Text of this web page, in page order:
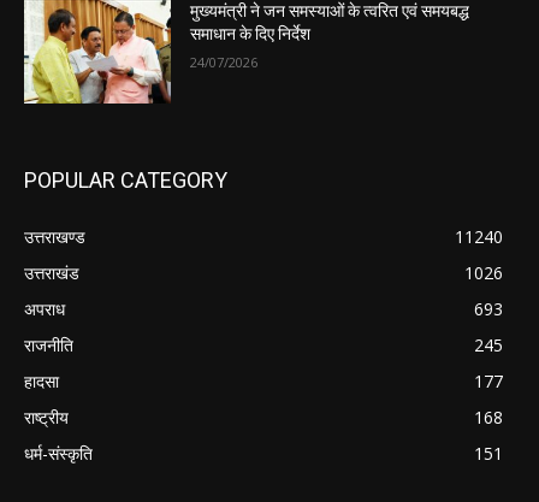
मुख्यमंत्री ने जन समस्याओं के त्वरित एवं समयबद्ध
समाधान के दिए निर्देश
24/07/2026
POPULAR CATEGORY
उत्तराखण्ड
11240
उत्तराखंड
1026
अपराध
693
राजनीति
245
हादसा
177
राष्ट्रीय
168
धर्म-संस्कृति
151